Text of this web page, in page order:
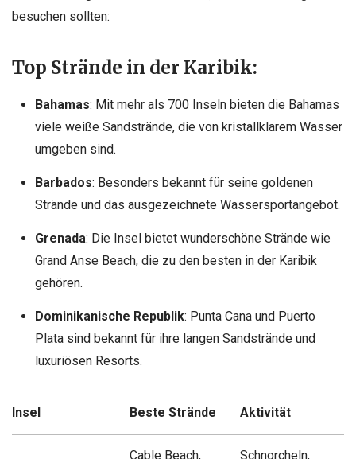
besuchen sollten:
Top Strände in der Karibik:
Bahamas: Mit mehr als 700 Inseln bieten die Bahamas
viele weiße Sandstrände, die von kristallklarem Wasser
umgeben sind.
Barbados: Besonders bekannt für seine goldenen
Strände und das ausgezeichnete Wassersportangebot.
Grenada: Die Insel bietet wunderschöne Strände wie
Grand Anse Beach, die zu den besten in der Karibik
gehören.
Dominikanische Republik: Punta Cana und Puerto
Plata sind bekannt für ihre langen Sandstrände und
luxuriösen Resorts.
Insel Beste Strände Aktivität
Cable Beach,
Schnorcheln,